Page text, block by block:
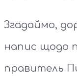
Згадаймо,
напис щодо
правитель